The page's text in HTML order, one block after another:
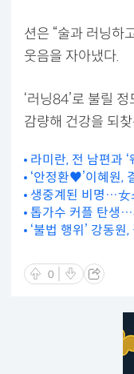
션은 “술과 러닝하
웃음을 자아냈다.
‘러닝84’로 불릴
감량해 건강을 되
라미란, 전 남편과
‘안정환♥️’이혜원,
생중계된 비명…女
톱가수 커플 탄생
‘불법 행위’ 강동
0